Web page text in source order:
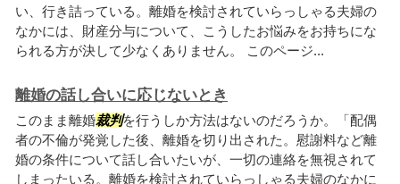
い、行き詰っている。離婚を検討されていらっしゃる夫婦の
なかには、財産分与について、こうしたお悩みをお持ちにな
られる方が決して少なくありません。 このページ...
離婚の話し合いに応じないとき
このまま離婚裁判を行うしか方法はないのだろうか。「配偶
者の不倫が発覚した後、離婚を切り出された。慰謝料など離
婚の条件について話し合いたいが、一切の連絡を無視されて
しまったいる。離婚を検討されていらっしゃる夫婦のなかに